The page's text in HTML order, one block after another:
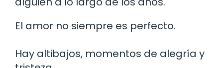
El amor no siempre es perfecto.
Hay altibajos, momentos de alegría y